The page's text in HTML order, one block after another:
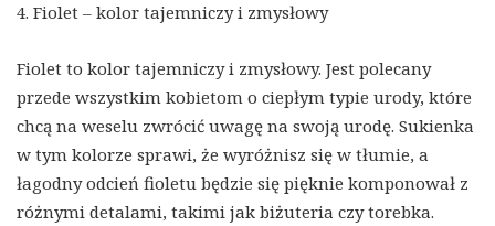
4. Fiolet – kolor tajemniczy i zmysłowy
Fiolet to kolor tajemniczy i zmysłowy. Jest polecany
przede wszystkim kobietom o ciepłym typie urody, które
chcą na weselu zwrócić uwagę na swoją urodę. Sukienka
w tym kolorze sprawi, że wyróżnisz się w tłumie, a
łagodny odcień fioletu będzie się pięknie komponował z
różnymi detalami, takimi jak biżuteria czy torebka.